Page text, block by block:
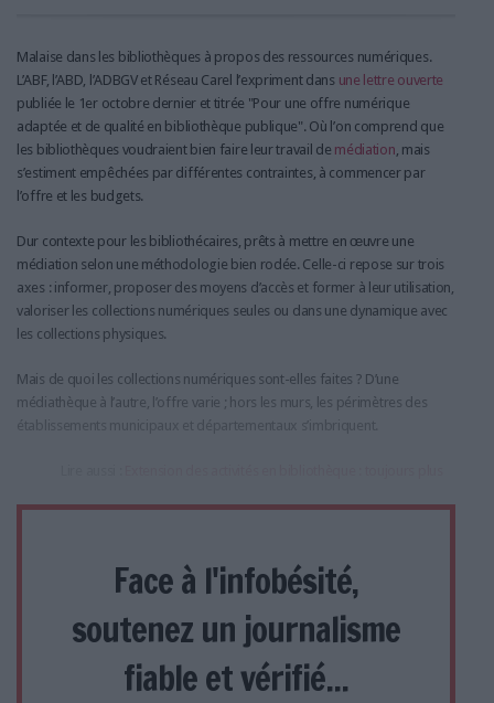
Malaise dans les bibliothèques à propos des ressources numériques.
L’ABF, l’ABD, l’ADBGV et Réseau Carel l’expriment dans une lettre ouverte
publiée le 1er octobre dernier et titrée "Pour une offre numérique
adaptée et de qualité en bibliothèque publique". Où l’on comprend que
les bibliothèques voudraient bien faire leur travail de médiation , mais
s’estiment empêchées par différentes contraintes, à commencer par
l’offre et les budgets.
Dur contexte pour les bibliothécaires, prêts à mettre en œuvre une
médiation selon une méthodologie bien rodée. Celle-ci repose sur trois
axes : informer, proposer des moyens d’accès et former à leur utilisation,
valoriser les collections numériques seules ou dans une dynamique avec
les collections physiques.
Mais de quoi les collections numériques sont-elles faites ? D’une
médiathèque à l’autre, l’offre varie ; hors les murs, les périmètres des
établissements municipaux et départementaux s’imbriquent.
Face à l'infobésité,
soutenez un journalisme
fiable et vérifié...